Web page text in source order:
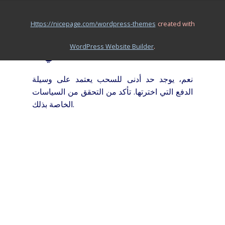
نعم، يوجد حد أدنى للسحب يعتمد على وسيلة
الدفع التي اخترتها. تأكد من التحقق من السياسات
الخاصة بذلك.
https://nicepage.com/wordpress-themes created with
WordPress Website Builder.